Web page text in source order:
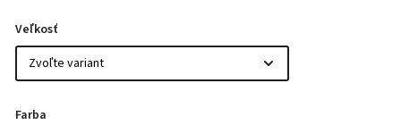
Veľkosť
Farba